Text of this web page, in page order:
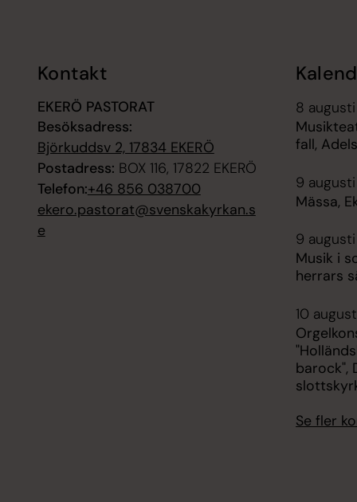
Kontakt
EKERÖ PASTORAT
Besöksadress:
Björkuddsv 2, 17834 EKERÖ
Postadress: BOX 116, 17822 EKERÖ
Telefon:+46 856 038700
ekero.pastorat@svenskakyrkan.s
e
8
fall,
9 augusti
Mässa,
9
Musik i
herrars
10
barock",
Se fler